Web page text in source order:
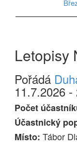
Letopisy
Pořádá
11.7.2026
Počet
Účastnický
Místo: Tábor